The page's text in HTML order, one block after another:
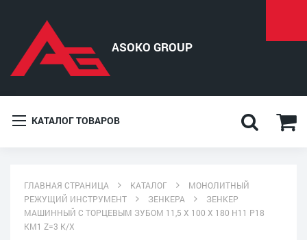
КАТАЛОГ ТОВАРОВ
ГЛАВНАЯ СТРАНИЦА КАТАЛОГ
МОНОЛИТНЫЙ
РЕЖУЩИЙ ИНСТРУМЕНТ
ЗЕНКЕРА
ЗЕНКЕР
МАШИННЫЙ С ТОРЦЕВЫМ ЗУБОМ 11,5 Х 100 Х 180 Н11 Р18
КМ1 Z=3 К/Х